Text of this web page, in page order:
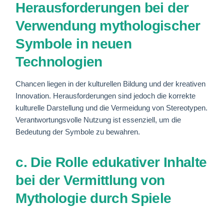
Herausforderungen bei der
Verwendung mythologischer
Symbole in neuen
Technologien
Chancen liegen in der kulturellen Bildung und der kreativen
Innovation. Herausforderungen sind jedoch die korrekte
kulturelle Darstellung und die Vermeidung von Stereotypen.
Verantwortungsvolle Nutzung ist essenziell, um die
Bedeutung der Symbole zu bewahren.
c. Die Rolle edukativer Inhalte
bei der Vermittlung von
Mythologie durch Spiele